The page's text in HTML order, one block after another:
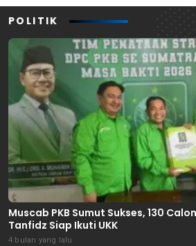
POLITIK
Muscab PKB Sumut Sukses, 130
Tanfidz Siap Ikuti UKK
4 bulan yang lalu